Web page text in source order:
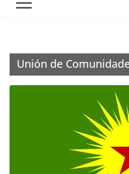
Unión de